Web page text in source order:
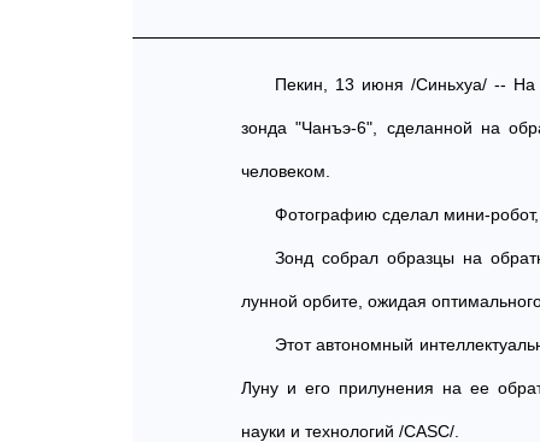
Пекин, 13 июня /Синьхуа/ -- На
зонда "Чанъэ-6", сделанной на
человеком.
Фотографию сделал мини-
Зонд собрал образцы на
лунной орбите, ожидая
Этот автономный
Луну и его прилунения на ее
науки и технологий /CASC/.